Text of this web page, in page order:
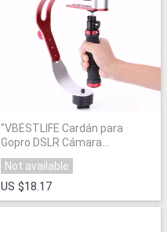
"VBESTLIFE Cardán para
Gopro DSLR Cámara
Estabilizador de mano
Not available
US $18.17